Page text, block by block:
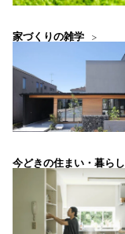
家づくりの雑学
今どきの住まい・暮らし